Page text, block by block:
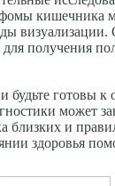
кишечника
визуализации.
получения
будьте готовы
может
близких и
здоровья